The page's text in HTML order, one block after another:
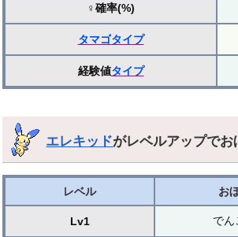
♀確率(%)
タマゴタイプ
経験値タイプ
エレキッドがレベルアップで
レベル お
Lv1 でん